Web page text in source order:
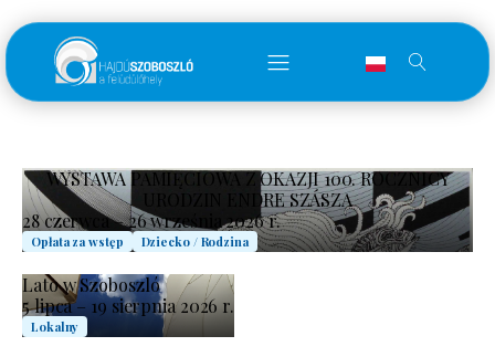
WYSTAWA PAMIĘCIOWA Z OKAZJI 100. ROCZNICY
URODZIN ENDRE SZÁSZA
28 czerwca – 26 września 2026 r.
Opłata za wstęp Dziecko / Rodzina
Lato w Szoboszló
5 lipca – 19 sierpnia 2026 r.
Lokalny